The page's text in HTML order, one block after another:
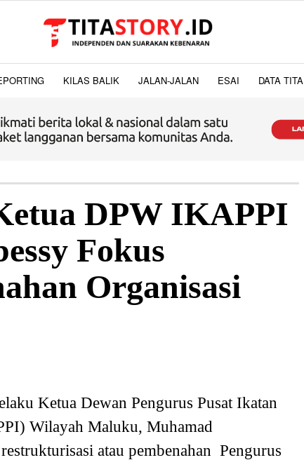
KILAS BALIK JALAN-JALAN ESAI DATA TITA
DPW IKAPPI
Fokus
Organisasi
Ketua Dewan Pengurus Pusat Ikatan
Wilayah Maluku, Muhamad
atau pembenahan Pengurus